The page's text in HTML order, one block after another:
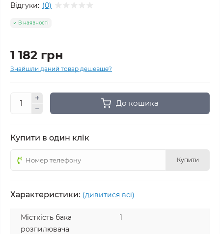
Відгуки: (0)
В наявності
1 182 грн
Знайшли даний товар дешевше?
До кошика
Купити в один клік
Купити
Характеристики: (дивитися всі)
Місткість бака
розпилювача
1